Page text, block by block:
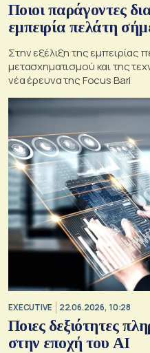
Ποιοι παράγοντες
εμπειρία πελάτη
Στην εξέλιξη της εμπειρίας
μετασχηματισμού και της
νέα έρευνα της Focus Bari
EXECUTIVE 22.06.2026, 10:28
Ποιες δεξιότητες
στην εποχή του ΑΙ